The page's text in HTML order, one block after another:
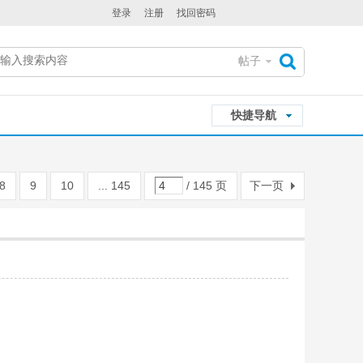
登录 注册 找回密码
帖子
快捷导航
8 9 10 ... 145 / 145 页 下一页